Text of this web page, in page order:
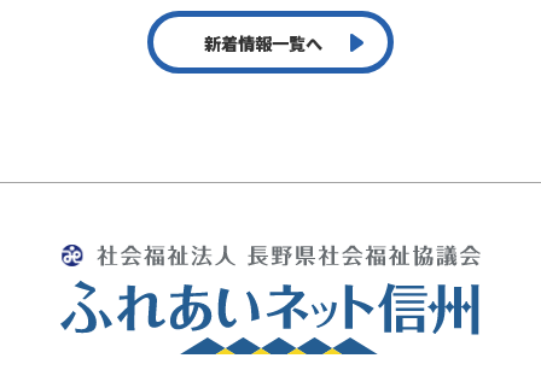
新着情報一覧へ